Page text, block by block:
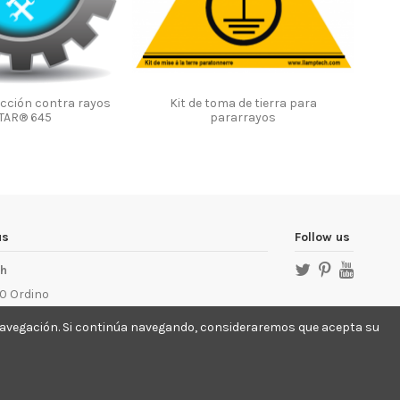
contra rayos
645
Kit de toma de tierra para
pararrayos
Ordino
Follow us
Si continúa navegando, consideraremos que acepta su